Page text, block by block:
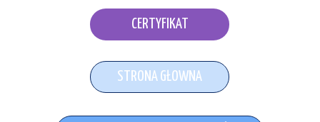
CERTYFIKAT
STRONA GŁOWNA